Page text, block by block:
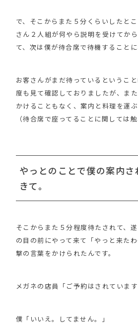
で、そこからまた５分くらいしたと
さん２人組が何やら説明を受けてか
て、次は僕が待合席で待機することに
お客さんがまだ待っているというこ
度も見て確認しておりましたが、ま
かけることもなく、案内と料理を運
（待合席で座ってることに関しては
やっとのことで僕の案内さ
きて。
そこからまた５分程度待たされて、
の目の前にやって来て「やっと来た
撃の言葉をかけられたんです。
メガネの店員「ご予約はされています
僕「いいえ。してません。」